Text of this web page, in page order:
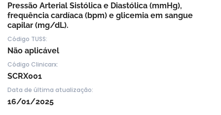
Pressão Arterial Sistólica e Diastólica (mmHg),
frequência cardíaca (bpm) e glicemia em sangue
capilar (mg/dL).
Código TUSS:
Não aplicável
Código Clinicarx:
SCRX001
Data de última atualização:
16/01/2025